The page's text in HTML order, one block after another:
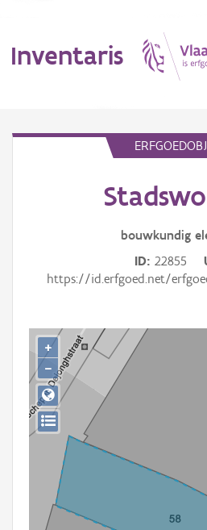
Inventaris
Gebeurtenis
Persoon of collectief
Downloads
Hergebruik
Aanmelden
bouwkundig
ID 22855
https://id.erfgoed.net/
+
−